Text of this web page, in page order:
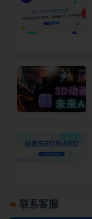
联系客服